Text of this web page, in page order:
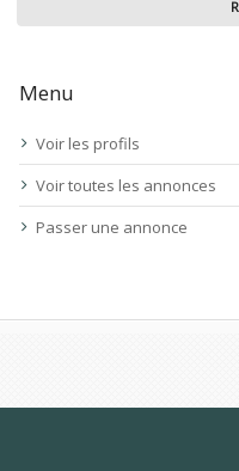
Menu
Voir les profils
Voir toutes les annonces
Passer une annonce